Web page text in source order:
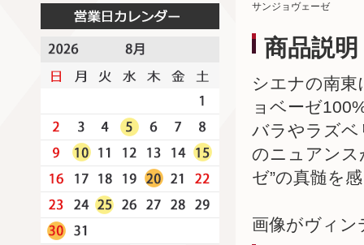
サンジョヴェーゼ
商品説明
シエナの南
ョベーゼ
バラやラズベ
のニュアンス
ゼ”の真髄を
画像がヴィン